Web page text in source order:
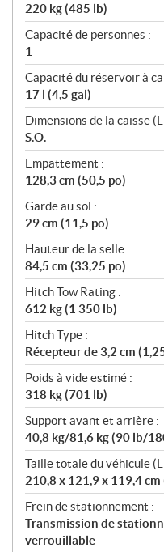
220 kg (485 lb)
Capacité de personnes :
1
Capacité du réservoir à
17 l (4,5 gal)
Dimensions de la caisse
S.O.
Empattement :
128,3 cm (50,5 po)
Garde au sol :
29 cm (11,5 po)
Hauteur de la selle :
84,5 cm (33,25 po)
Hitch Tow Rating :
612 kg (1 350 lb)
Hitch Type :
Récepteur de 3,2 cm
Poids à vide estimé :
318 kg (701 lb)
Support avant et arrière :
40,8 kg/81,6 kg (90 lb/
Taille totale du véhicule (L
210,8 x 121,9 x 119,4
Frein de stationnement :
Transmission de
verrouillable